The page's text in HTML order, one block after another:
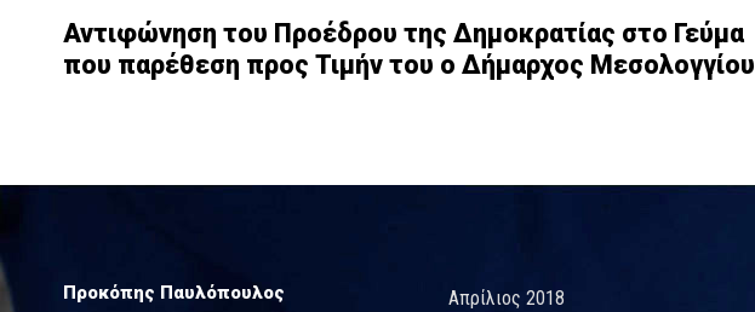
Αντιφώνηση του Προέδρου της Δημοκρατίας στο Γεύμα
που παρέθεση προς Τιμήν του ο Δήμαρχος Μεσολογγίου
Προκόπης Παυλόπουλος Απρίλιος 2018